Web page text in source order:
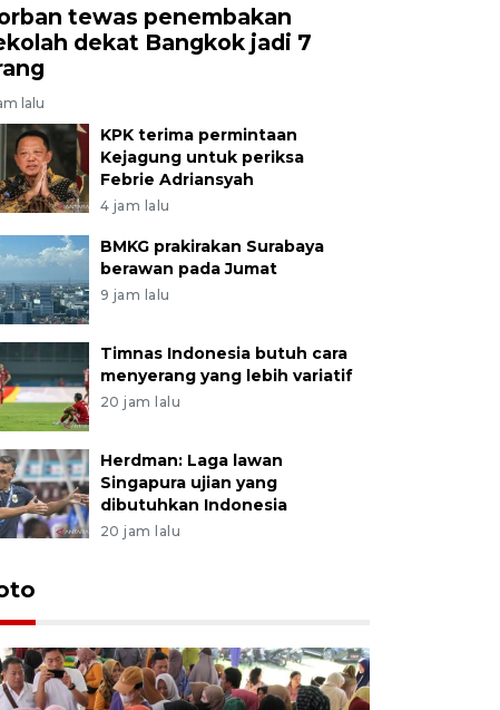
tewas penembakan
dekat Bangkok jadi 7
lalu
KPK terima permintaan
Kejagung untuk periksa
Febrie Adriansyah
4 jam lalu
BMKG prakirakan Surabaya
berawan pada Jumat
9 jam lalu
Timnas Indonesia butuh cara
menyerang yang lebih variatif
20 jam lalu
Herdman: Laga lawan
Singapura ujian yang
dibutuhkan Indonesia
20 jam lalu